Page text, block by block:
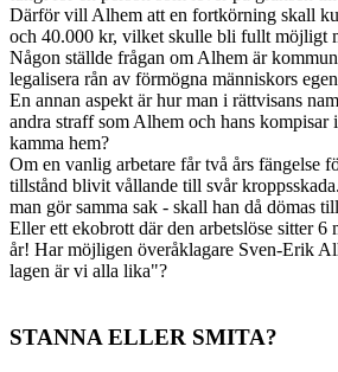
Därför vill Alhem att en fortkörning skall
och 40.000 kr, vilket skulle bli fullt möjligt
Någon ställde frågan om Alhem är
legalisera rån av förmögna människors
En annan aspekt är hur man i rättvisans
andra straff som Alhem och hans kompisar
kamma hem?
Om en vanlig arbetare får två års fängelse
tillstånd blivit vållande till svår
man gör samma sak - skall han då dömas
Eller ett ekobrott där den arbetslöse sitter 6
år! Har möjligen överåklagare Sven-Erik
lagen är vi alla lika"?
STANNA ELLER SMITA?